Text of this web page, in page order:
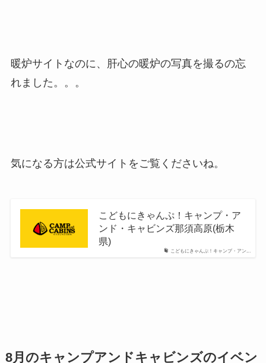
暖炉サイトなのに、肝心の暖炉の写真を撮るの忘
れました。。。
気になる方は公式サイトをご覧くださいね。
こどもにきゃんぷ！キャンプ・アン...
こどもにきゃんぷ！キャンプ・ア
ンド・キャビンズ那須高原(栃木
県)
8月のキャンプアンドキャビンズのイベン